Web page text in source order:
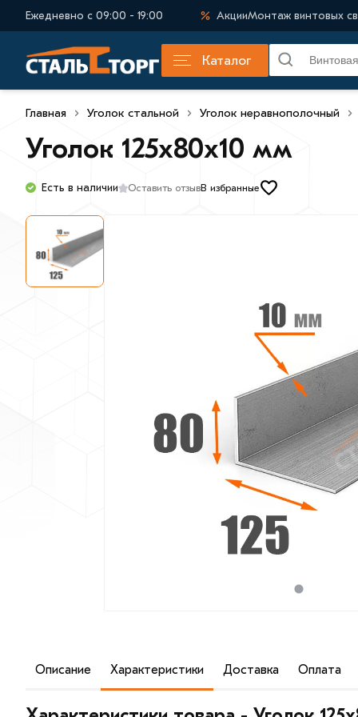
Ежедневно с 09:00 - 19:00 АкцииМонтаж винтовых
Каталог
Главная Уголок стальной Уголок неравнополочный
Уголок 125х80х10 мм
Есть в наличии Оставить отзывВ избранные
Описание Характеристики Доставка Оплата
Уголок 125х80х10 мм применяется во многих сферах